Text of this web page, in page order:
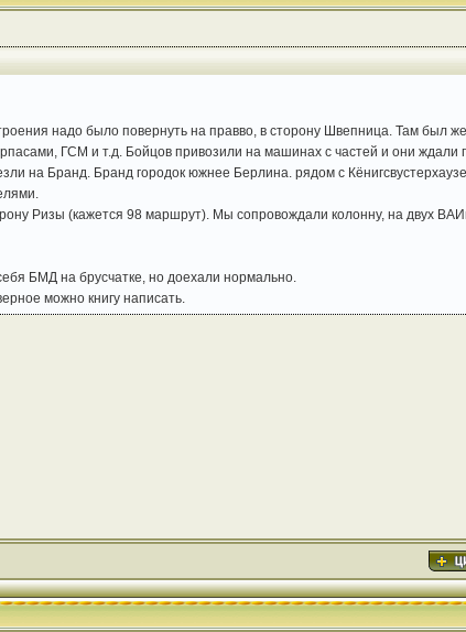
надо было повернуть на правво, в сторону Швепница. Там был
ГСМ и т.д. Бойцов привозили на машинах с частей и они ждали
на Бранд. Бранд городок южнее Берлина. рядом с
Ризы (кажется 98 маршрут). Мы сопровождали колонну, на двух
БМД на брусчатке, но доехали нормально.
можно книгу написать.